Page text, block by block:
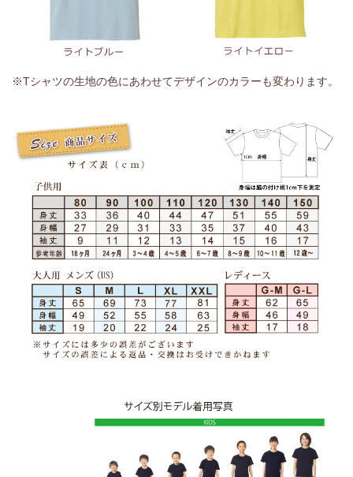
※Tシャツの生地の色にあわせてデザインのカラーも変わります。